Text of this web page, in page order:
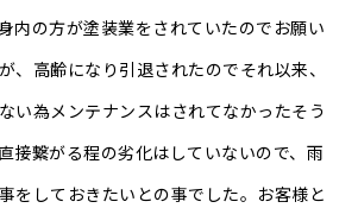
内の方が塗装業をされていたのでお願い
、高齢になり引退されたのでそれ以来、
い為メンテナンスはされてなかったそう
接繋がる程の劣化はしていないので、雨
をしておきたいとの事でした。お客様と